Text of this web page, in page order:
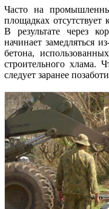
Часто на
площадках отсутствует
В результате через
начинает замедляться
бетона,
строительного хлама.
следует заранее